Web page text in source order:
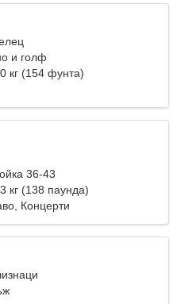
и голф
кг (154 фунта)
36-43
кг (138 паунда)
Концерти